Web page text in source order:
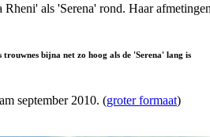
Rheni' als 'Serena' rond. Haar
bijna net zo hoog als de 'Serena' lang is
september 2010. (groter formaat)